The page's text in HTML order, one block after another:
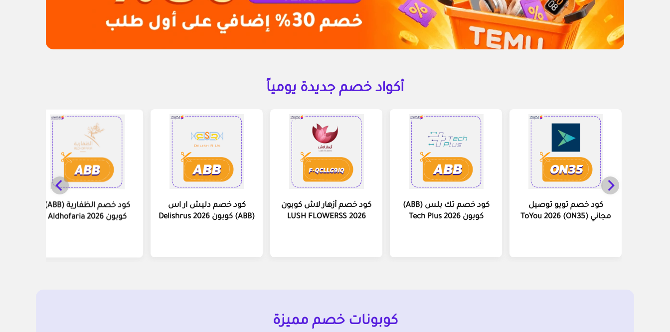
أكواد خصم جديدة يومياً
كود خصم تويو توصيل
مجاني (ON35) ToYou 2026
كود خصم تك بلس (ABB)
كوبون Tech Plus 2026
كود خصم أزهار لاش كوبون
LUSH FLOWERSS 2026
كود خصم دليش ار اس
(ABB) كوبون Delishrus 2026
كود خصم الظفارية (ABB)
كوبون Aldhofaria 2026
كوبونات خصم مميزة